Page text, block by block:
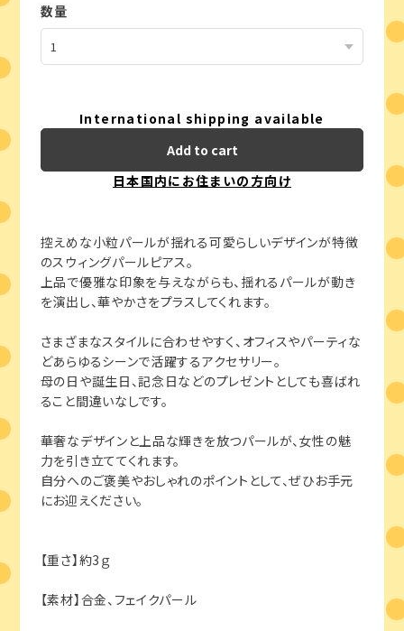
数量
International shipping available
Add to cart
日本国内にお住まいの方向け
控えめな小粒パールが揺れる可愛らしいデザインが特徴
のスウィングパールピアス。
上品で優雅な印象を与えながらも、揺れるパールが動き
を演出し、華やかさをプラスしてくれます。
さまざまなスタイルに合わせやすく、オフィスやパーティな
どあらゆるシーンで活躍するアクセサリー。
母の日や誕生日、記念日などのプレゼントとしても喜ばれ
ること間違いなしです。
華奢なデザインと上品な輝きを放つパールが、女性の魅
力を引き立ててくれます。
自分へのご褒美やおしゃれのポイントとして、ぜひお手元
にお迎えください。
【重さ】約3ｇ
【素材】合金、フェイクパール